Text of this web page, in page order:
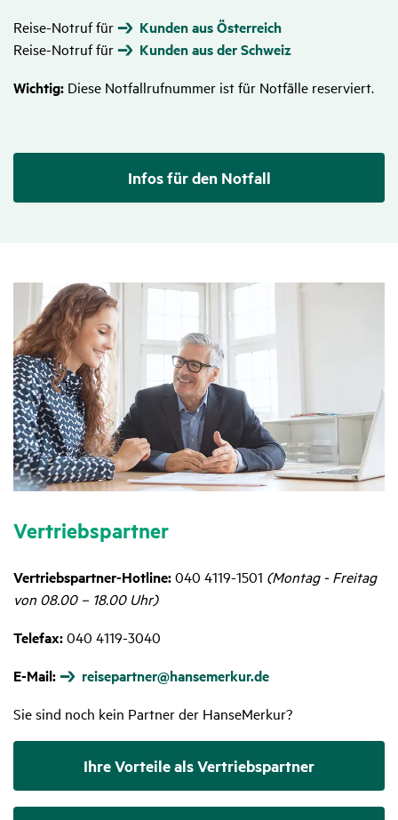
Reise-Notruf für Kunden aus Österreich
Reise-Notruf für
Kunden aus der Schweiz
Wichtig: Diese Notfallrufnummer ist für Notfälle reserviert.
Infos für den Notfall
Vertriebs­partner
Vertriebspartner-Hotline:040 4119-1501 (Montag - Freitag
von 08.00 – 18.00 Uhr)
Telefax:040 4119-3040
E-Mail: reisepartner@hansemerkur.de
Sie sind noch kein Partner der HanseMerkur?
Ihre Vorteile als Vertriebs­partner